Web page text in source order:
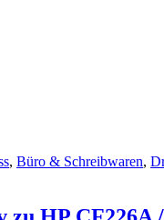
, Büro & Schreibwaren,